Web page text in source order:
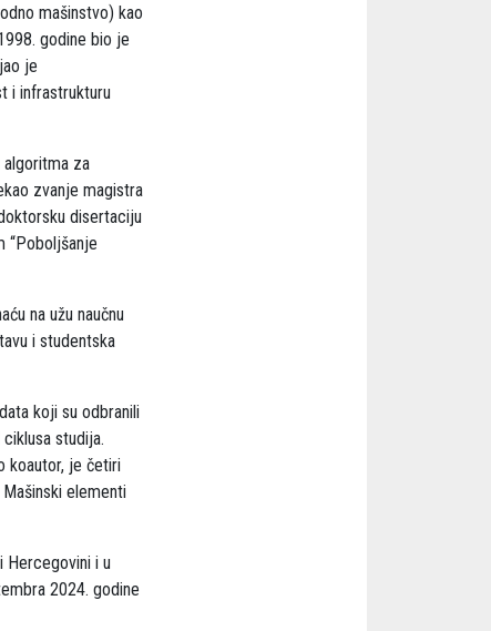
mašinstvo) kao
godine bio je
je
i infrastrukturu
za
zvanje magistra
disertaciju
“Poboljšanje
na užu naučnu
i studentska
koji su odbranili
studija.
koautor, je četiri
elementi
Hercegovini i u
2024. godine